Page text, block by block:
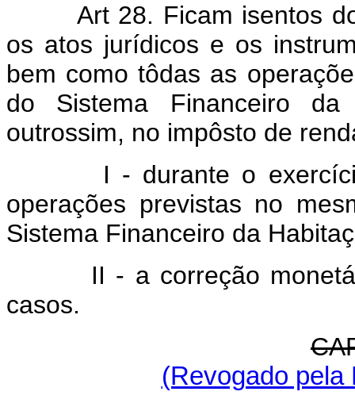
Art 28. Ficam isentos do
os atos jurídicos e os
bem como tôdas as
do Sistema Financeiro da
outrossim, no impôsto de
I - durante o exercício
operações previstas no
Sistema Financeiro da
II - a correção
casos.
(Revogado pela